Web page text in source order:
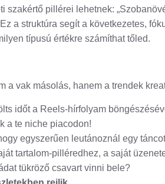
szakértő pillérei lehetnek:
a struktúra segít a következetes,
típusú értékre számíthat tőled.
a vak másolás, hanem a trendek
időt a Reels-hírfolyam
a te niche piacodon!
egyszerűen leutánoznál egy
tartalom-pilléredhez, a saját
tükröző csavart vinni bele?